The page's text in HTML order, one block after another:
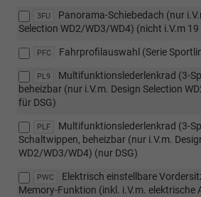
3FU
Panorama-Schiebedach (nur
Selection WD2/WD3/WD4) (nicht i.V.m 19
PFC Fahrprofilauswahl (Serie
PL9
Multifunktionslederlenkrad (3-
beheizbar (nur i.V.m. Design Selection
für DSG)
PLF
Multifunktionslederlenkrad (3-
Schaltwippen, beheizbar (nur i.V.m.
WD2/WD3/WD4) (nur DSG)
PWC
Elektrisch einstellbare
Memory-Funktion (inkl. i.V.m. elektrische